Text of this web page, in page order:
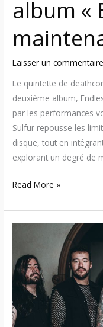
album «
Laisser un commentaire
Le quintette de
deuxième album,
par les performances
Sulfur repousse les
disque, tout en
explorant un degré de
Read More »
dévoile
son
nouveau
single
et